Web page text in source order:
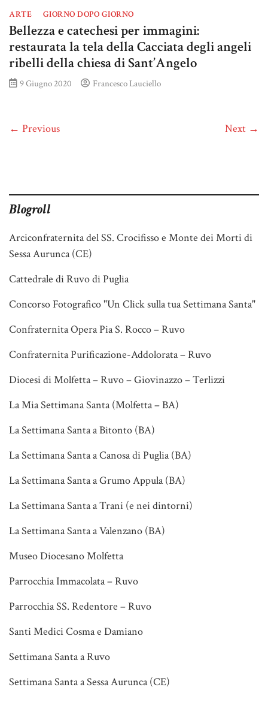
ARTE GIORNO DOPO GIORNO
Bellezza e catechesi per immagini:
restaurata la tela della Cacciata degli angeli
ribelli della chiesa di Sant’Angelo
9 Giugno 2020 Francesco Lauciello
← Previous Next →
Blogroll
Arciconfraternita del SS. Crocifisso e Monte dei Morti di
Sessa Aurunca (CE)
Cattedrale di Ruvo di Puglia
Concorso Fotografico "Un Click sulla tua Settimana Santa"
Confraternita Opera Pia S. Rocco – Ruvo
Confraternita Purificazione-Addolorata – Ruvo
Diocesi di Molfetta – Ruvo – Giovinazzo – Terlizzi
La Mia Settimana Santa (Molfetta – BA)
La Settimana Santa a Bitonto (BA)
La Settimana Santa a Canosa di Puglia (BA)
La Settimana Santa a Grumo Appula (BA)
La Settimana Santa a Trani (e nei dintorni)
La Settimana Santa a Valenzano (BA)
Museo Diocesano Molfetta
Parrocchia Immacolata – Ruvo
Parrocchia SS. Redentore – Ruvo
Santi Medici Cosma e Damiano
Settimana Santa a Ruvo
Settimana Santa a Sessa Aurunca (CE)